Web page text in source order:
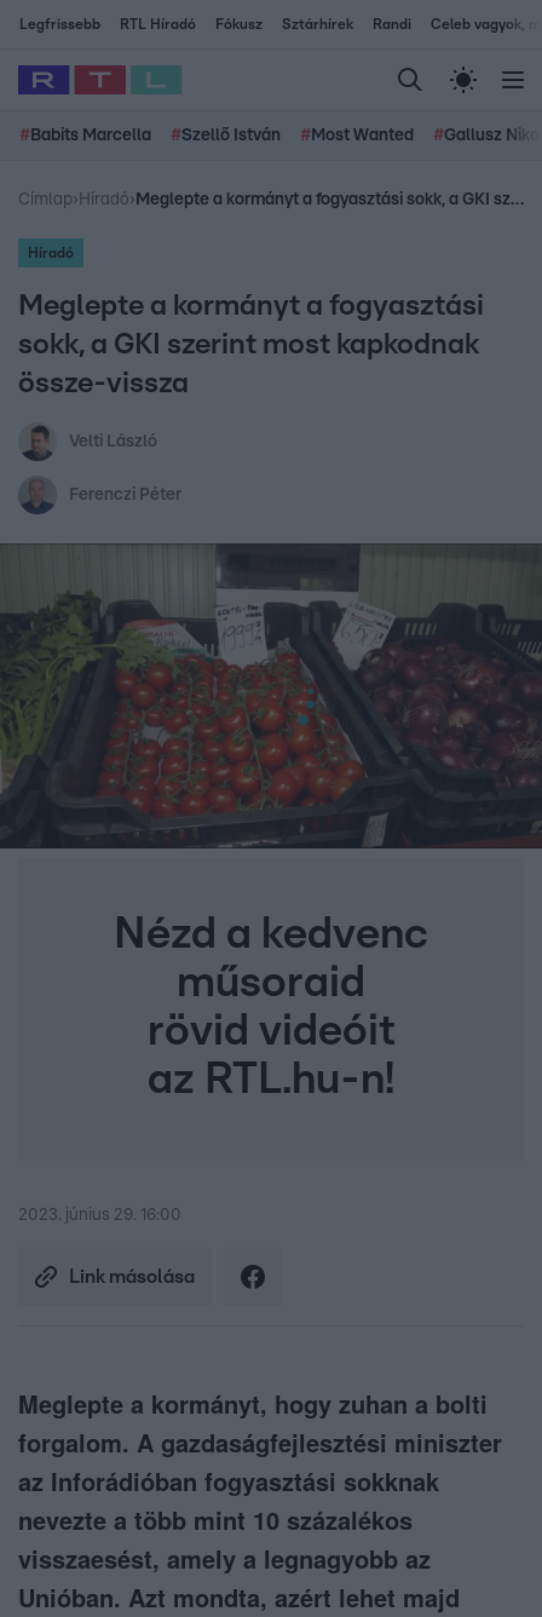
Legfrissebb RTL Híradó Fókusz Sztárhírek Randi Celeb vagyok,
# Babits Marcella #Szellő István # Most Wanted #Gallusz
Címlap› Híradó› Meglepte a kormányt a fogyasztási sokk, a GKI szerint most kapkodnak össze-vissza
Híradó
Meglepte a kormányt a fogyasztási
sokk, a GKI szerint most kapkodnak
össze-vissza
Velti László
Ferenczi Péter
Nézd a kedvenc
műsoraid
rövid videóit
az RTL.hu-n!
2023. június 29. 16:00
Link másolása
Meglepte a kormányt, hogy zuhan a bolti
forgalom. A gazdaságfejlesztési miniszter
az Inforádióban fogyasztási sokknak
nevezte a több mint 10 százalékos
visszaesést, amely a legnagyobb az
Unióban. Azt mondta, azért lehet majd